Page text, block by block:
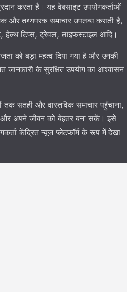
करता है। यह वेबसाइट उपयोगकर्ताओं
और तथ्यपरक समाचार उपलब्ध कराती है,
हेल्थ टिप्स, ट्रेवल, लाइफस्टाइल आदि।
को बड़ा महत्व दिया गया है और उनकी
जानकारी के सुरक्षित उपयोग का आश्वासन
सतही और वास्तविक समाचार पहुँचाना,
अपने जीवन को बेहतर बना सकें। इसे
केंद्रित न्यूज प्लेटफॉर्म के रूप में देखा